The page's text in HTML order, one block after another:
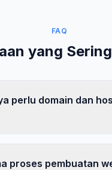
FAQ
yang
perlu domain dan
proses pembuatan